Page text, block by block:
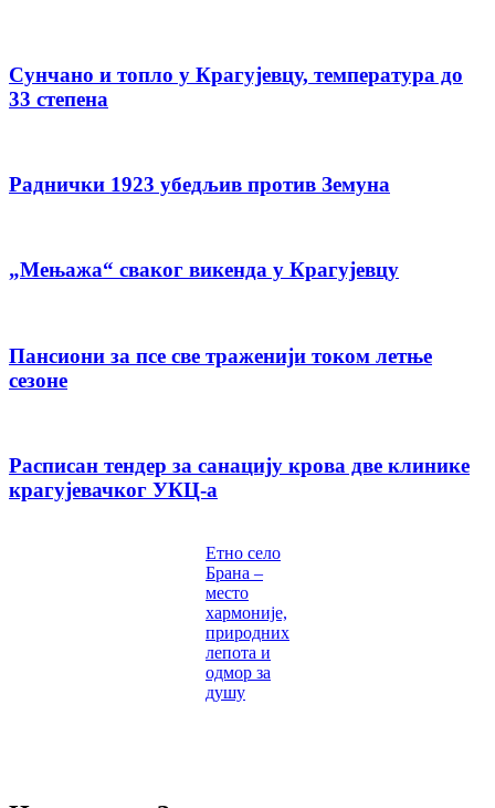
Сунчано и топло у Крагујевцу, температура до
33 степена
Раднички 1923 убедљив против Земуна
„Мењажа“ сваког викенда у Крагујевцу
Пансиони за псе све траженији током летње
сезоне
Расписан тендер за санацију крова две клинике
крагујевачког УКЦ-а
Етно село
Брана –
место
хармоније,
природних
лепота и
одмор за
душу